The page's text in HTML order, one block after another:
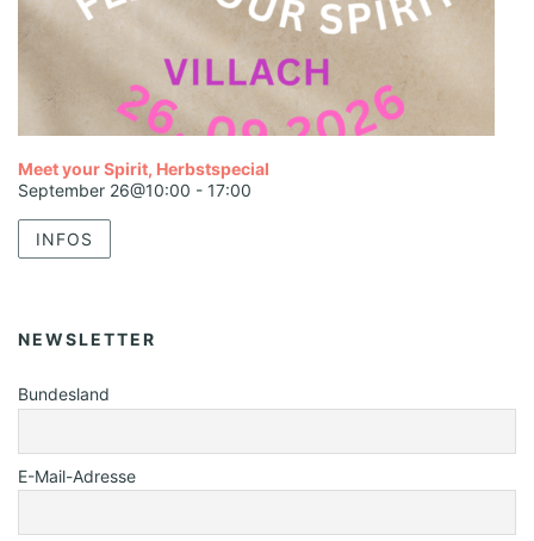
Meet your Spirit, Herbstspecial
September 26@10:00 - 17:00
INFOS
NEWSLETTER
Bundesland
E-Mail-Adresse